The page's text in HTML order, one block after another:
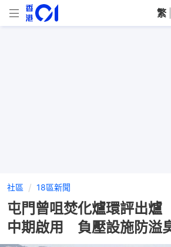
繁
社區 18區新聞
屯門曾咀焚化爐環評出
中期啟用 負壓設施防溢